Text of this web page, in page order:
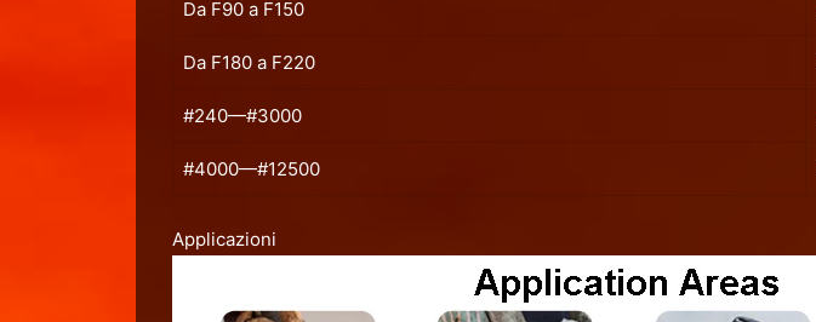
Da F90 a F150
Da F180 a F220
#240—#3000
#4000—#12500
Applicazioni